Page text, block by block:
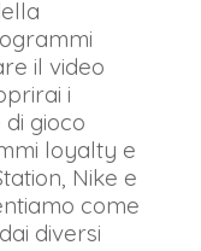
il video
i
gioco
loyalty e
Nike e
come
diversi